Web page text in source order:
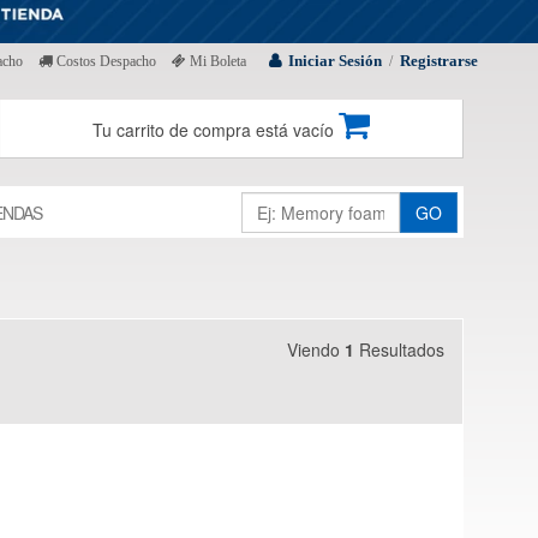
Iniciar Sesión / Registrarse
Costos Despacho Mi Boleta
Tu carrito de compra está vacío
GO
Viendo 1 Resultados